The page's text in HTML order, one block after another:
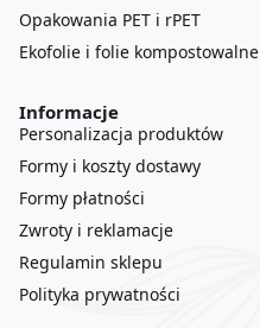
Opakowania PET i rPET
Ekofolie i folie kompostowalne
Informacje
Personalizacja produktów
Formy i koszty dostawy
Formy płatności
Zwroty i reklamacje
Regulamin sklepu
Polityka prywatności